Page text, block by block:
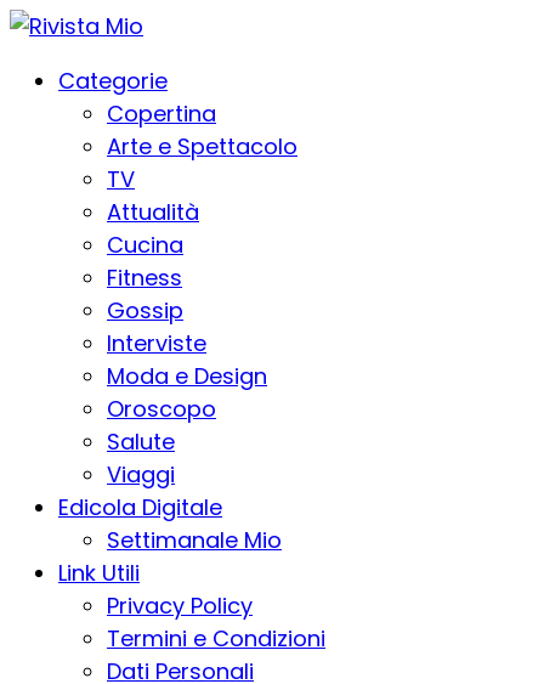
Categorie
Copertina
Arte e Spettacolo
TV
Attualità
Cucina
Fitness
Gossip
Interviste
Moda e Design
Oroscopo
Salute
Viaggi
Edicola Digitale
Settimanale Mio
Link Utili
Privacy Policy
Termini e Condizioni
Dati Personali